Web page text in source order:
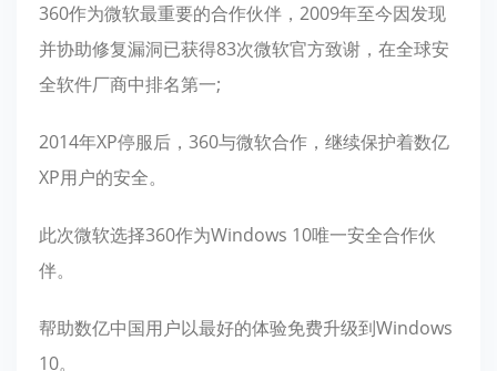
360作为微软最重要的合作伙伴，2009年至今因发现
并协助修复漏洞已获得83次微软官方致谢，在全球安
全软件厂商中排名第一;
2014年XP停服后，360与微软合作，继续保护着数亿
XP用户的安全。
此次微软选择360作为Windows 10唯一安全合作伙
伴。
帮助数亿中国用户以最好的体验免费升级到Windows
10。